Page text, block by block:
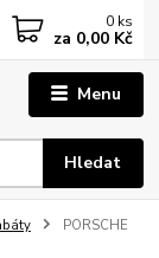
Menu
Hledat
0 ks
za 0,00 Kč
PORSCHE